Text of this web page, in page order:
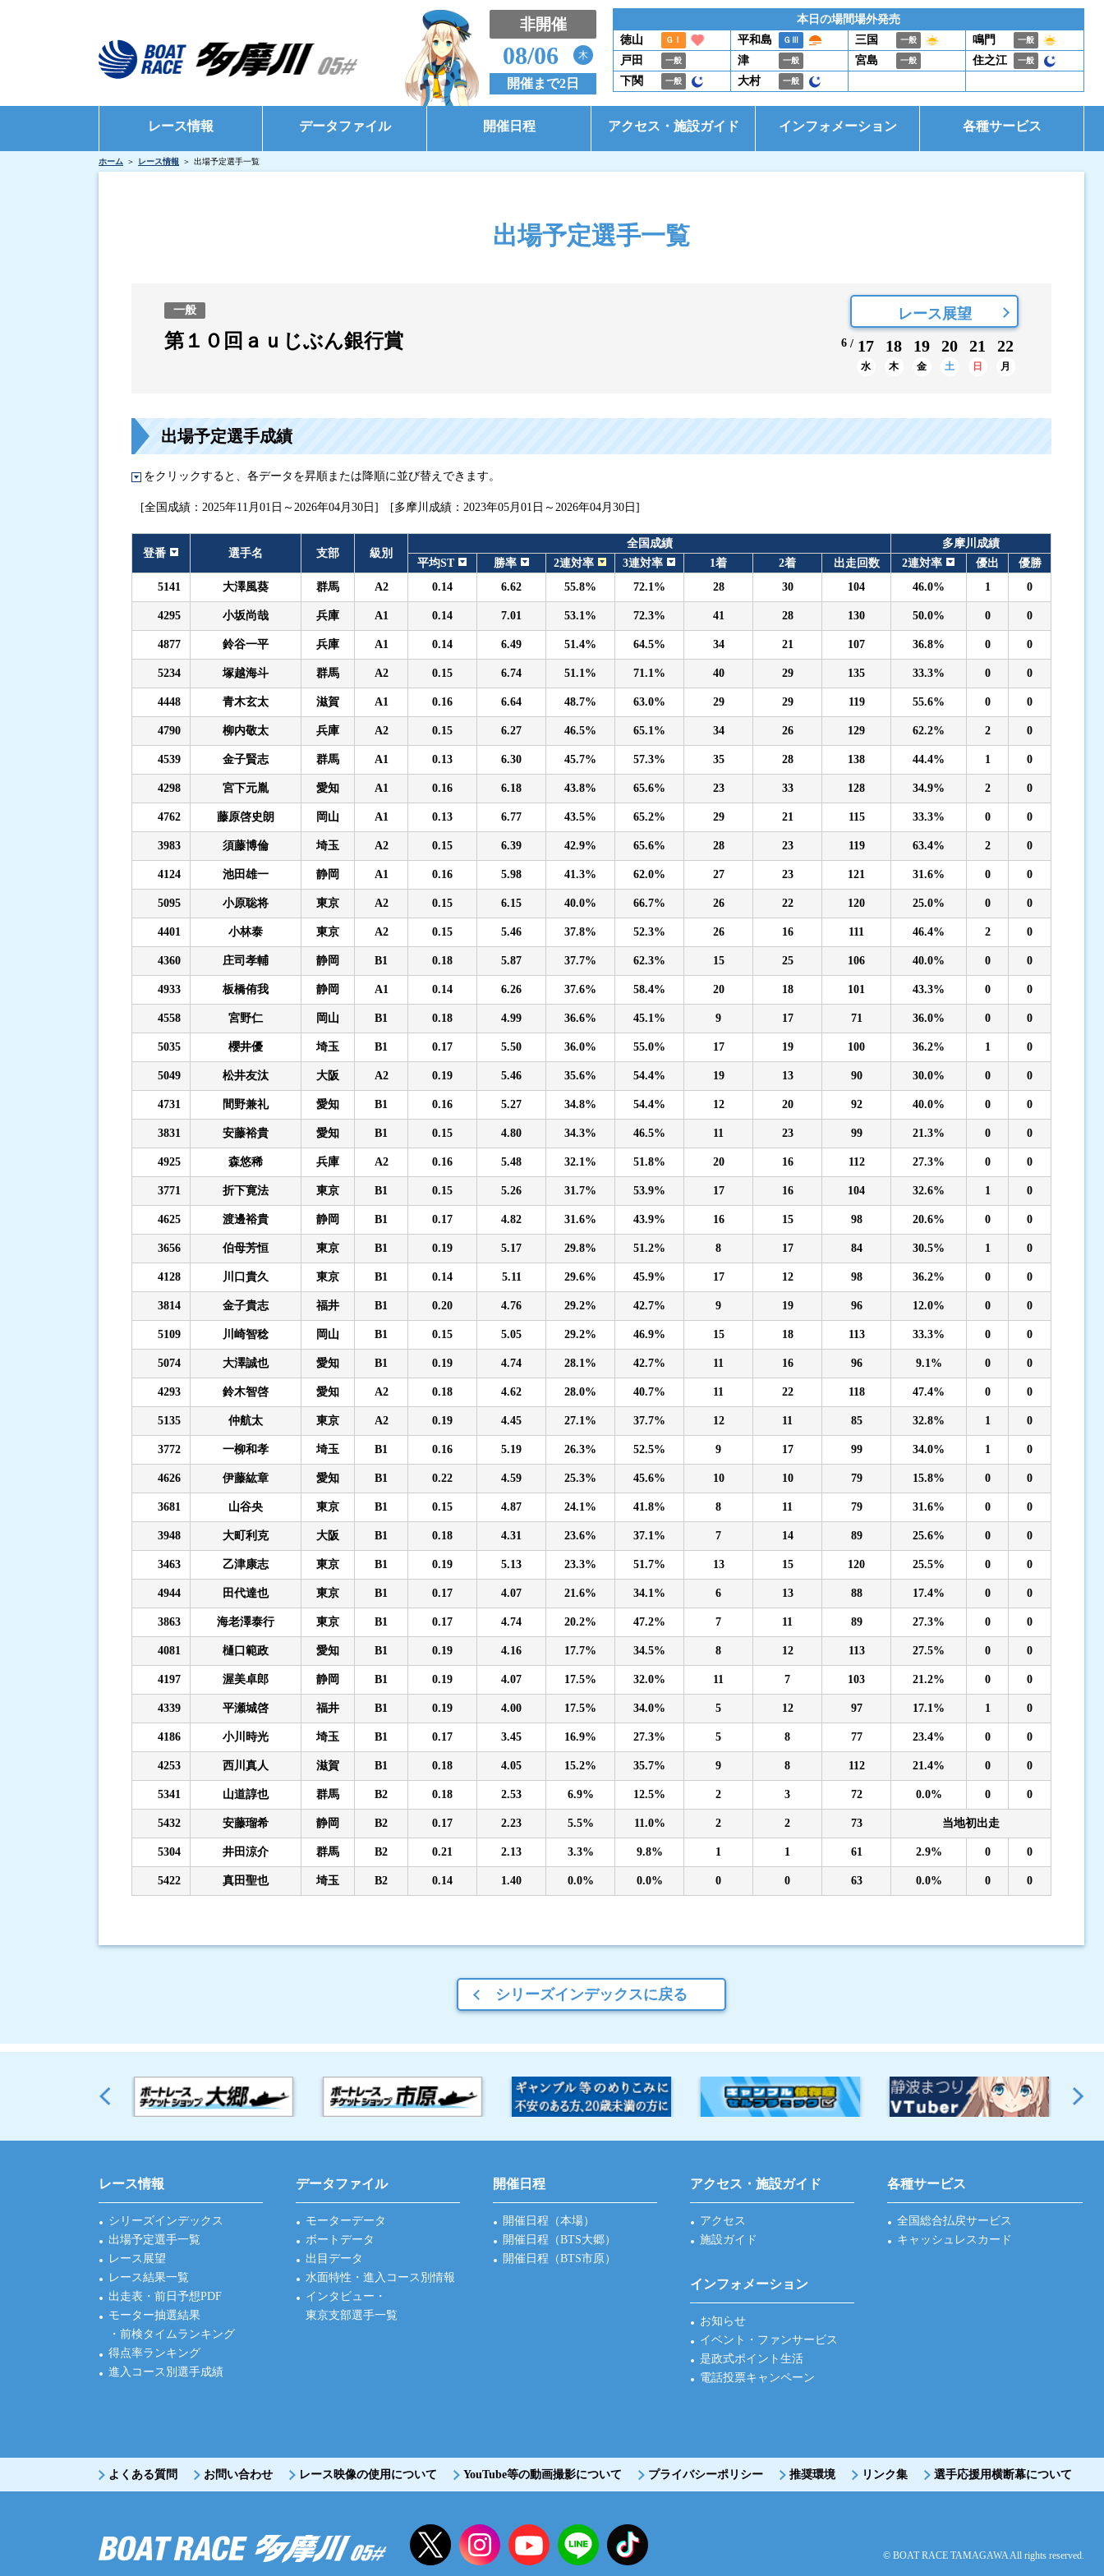
非開催
08/06 木
開催まで2日
本日の場間場外発売
徳山
ＧⅠ 平和島 ＧⅢ 三国 一般 鳴門 一般
戸田 一般 津 一般 宮島 一般 住之江 一般
下関 一般 大村 一般
レース情報
シリーズインデックス
出走表・前日予想PDF
モーター抽選結果・前検タイムランキング
データファイル 開催日程
開催日程（BTS市原）
アクセス・施設ガイド インフォメーション 各種サービス
ホーム レース情報 出場予定選手一覧
出場予定選手一覧
一般
第１０回ａｕじぶん銀行賞 6 17
水
18
木
19
金
20
土
21
日
22
月
レース展望
出場予定選手成績
をクリックすると、各データを昇順または降順に並び替えできます。
[全国成績：2025年11月01日～2026年04月30日] [多摩川成績：2023年05月01日～2026年04月30日]
登番 選手名 支部 級別
全国成績
多摩川成績
平均ST
勝率 2連対率 3連対率 1着 2着 出走回数 2連対率 優出
優勝
5141
大澤風葵 群馬 A2 0.14 6.62 55.8% 72.1% 28 30 104 46.0% 1 0
4295 小坂尚哉 兵庫 A1 0.14 7.01 53.1% 72.3% 41 28 130 50.0% 0 0
4877 鈴谷一平 兵庫 A1 0.14 6.49 51.4% 64.5% 34 21 107 36.8% 0 0
5234 塚越海斗 群馬 A2 0.15 6.74 51.1% 71.1% 40 29 135 33.3% 0 0
4448 青木玄太 滋賀 A1 0.16 6.64 48.7% 63.0% 29 29 119 55.6% 0 0
4790 柳内敬太 兵庫 A2 0.15 6.27 46.5% 65.1% 34 26 129 62.2% 2 0
4539 金子賢志 群馬 A1 0.13 6.30 45.7% 57.3% 35 28 138 44.4% 1 0
4298 宮下元胤 愛知 A1 0.16 6.18 43.8% 65.6% 23 33 128 34.9% 2 0
4762 藤原啓史朗 岡山 A1 0.13 6.77 43.5% 65.2% 29 21 115 33.3% 0 0
3983 須藤博倫 埼玉 A2 0.15 6.39 42.9% 65.6% 28 23 119 63.4% 2 0
4124 池田雄一 静岡 A1 0.16 5.98 41.3% 62.0% 27 23 121 31.6% 0 0
5095 小原聡将 東京 A2 0.15 6.15 40.0% 66.7% 26 22 120 25.0% 0 0
4401 小林泰 東京 A2 0.15 5.46 37.8% 52.3% 26 16 111 46.4% 2 0
4360 庄司孝輔 静岡 B1 0.18 5.87 37.7% 62.3% 15 25 106 40.0% 0 0
4933 板橋侑我 静岡 A1 0.14 6.26 37.6% 58.4% 20 18 101 43.3% 0 0
4558 宮野仁 岡山 B1 0.18 4.99 36.6% 45.1% 9 17 71 36.0% 0 0
5035 櫻井優 埼玉 B1 0.17 5.50 36.0% 55.0% 17 19 100 36.2% 1 0
5049 松井友汰 大阪 A2 0.19 5.46 35.6% 54.4% 19 13 90 30.0% 0 0
4731 間野兼礼 愛知 B1 0.16 5.27 34.8% 54.4% 12 20 92 40.0% 0 0
3831 安藤裕貴 愛知 B1 0.15 4.80 34.3% 46.5% 11 23 99 21.3% 0 0
4925 森悠稀 兵庫 A2 0.16 5.48 32.1% 51.8% 20 16 112 27.3% 0 0
3771 折下寛法 東京 B1 0.15 5.26 31.7% 53.9% 17 16 104 32.6% 1 0
4625 渡邊裕貴 静岡 B1 0.17 4.82 31.6% 43.9% 16 15 98 20.6% 0 0
3656 伯母芳恒 東京 B1 0.19 5.17 29.8% 51.2% 8 17 84 30.5% 1 0
4128 川口貴久 東京 B1 0.14 5.11 29.6% 45.9% 17 12 98 36.2% 0 0
3814 金子貴志 福井 B1 0.20 4.76 29.2% 42.7% 9 19 96 12.0% 0 0
5109 川崎智稔 岡山 B1 0.15 5.05 29.2% 46.9% 15 18 113 33.3% 0 0
5074 大澤誠也 愛知 B1 0.19 4.74 28.1% 42.7% 11 16 96 9.1% 0 0
4293 鈴木智啓 愛知 A2 0.18 4.62 28.0% 40.7% 11 22 118 47.4% 0 0
5135 仲航太 東京 A2 0.19 4.45 27.1% 37.7% 12 11 85 32.8% 1 0
3772 一柳和孝 埼玉 B1 0.16 5.19 26.3% 52.5% 9 17 99 34.0% 1 0
4626 伊藤紘章 愛知 B1 0.22 4.59 25.3% 45.6% 10 10 79 15.8% 0 0
3681 山谷央 東京 B1 0.15 4.87 24.1% 41.8% 8 11 79 31.6% 0 0
3948 大町利克 大阪 B1 0.18 4.31 23.6% 37.1% 7 14 89 25.6% 0 0
3463 乙津康志 東京 B1 0.19 5.13 23.3% 51.7% 13 15 120 25.5% 0 0
4944 田代達也 東京 B1 0.17 4.07 21.6% 34.1% 6 13 88 17.4% 0 0
3863 海老澤泰行 東京 B1 0.17 4.74 20.2% 47.2% 7 11 89 27.3% 0 0
4081 樋口範政 愛知 B1 0.19 4.16 17.7% 34.5% 8 12 113 27.5% 0 0
4197 渥美卓郎 静岡 B1 0.19 4.07 17.5% 32.0% 11 7 103 21.2% 0 0
4339 平瀬城啓 福井 B1 0.19 4.00 17.5% 34.0% 5 12 97 17.1% 1 0
4186 小川時光 埼玉 B1 0.17 3.45 16.9% 27.3% 5 8 77 23.4% 0 0
4253 西川真人 滋賀 B1 0.18 4.05 15.2% 35.7% 9 8 112 21.4% 0 0
5341 山道諄也 群馬 B2 0.18 2.53 6.9% 12.5% 2 3 72 0.0% 0 0
5432 安藤瑠希 静岡 B2 0.17 2.23 5.5% 11.0% 2 2 73 当地初出走
5304 井田涼介 群馬 B2 0.21 2.13 3.3% 9.8% 1 1 61 2.9% 0 0
5422 真田聖也 埼玉 B2 0.14 1.40 0.0% 0.0% 0 0 63 0.0% 0 0
シリーズインデックスに戻る
レース情報
シリーズインデックス
出場予定選手一覧
レース展望
レース結果一覧
出走表・前日予想PDF
モーター抽選結果
・前検タイムランキング
得点率ランキング
進入コース別選手成績
データファイル
モーターデータ
ボートデータ
出目データ
水面特性・進入コース別情報
インタビュー・
東京支部選手一覧
開催日程
開催日程（本場）
開催日程（BTS大郷）
開催日程（BTS市原）
アクセス・施設ガイド
アクセス
施設ガイド
インフォメーション
お知らせ
イベント・ファンサービス
是政式ポイント生活
電話投票キャンペーン
各種サービス
全国総合払戻サービス
キャッシュレスカード
よくある質問 お問い合わせ レース映像の使用について YouTube等の動画撮影について プライバシーポリシー 推奨環境 リンク集 選手応援用横断幕について
© BOAT RACE TAMAGAWA All rights reserved.